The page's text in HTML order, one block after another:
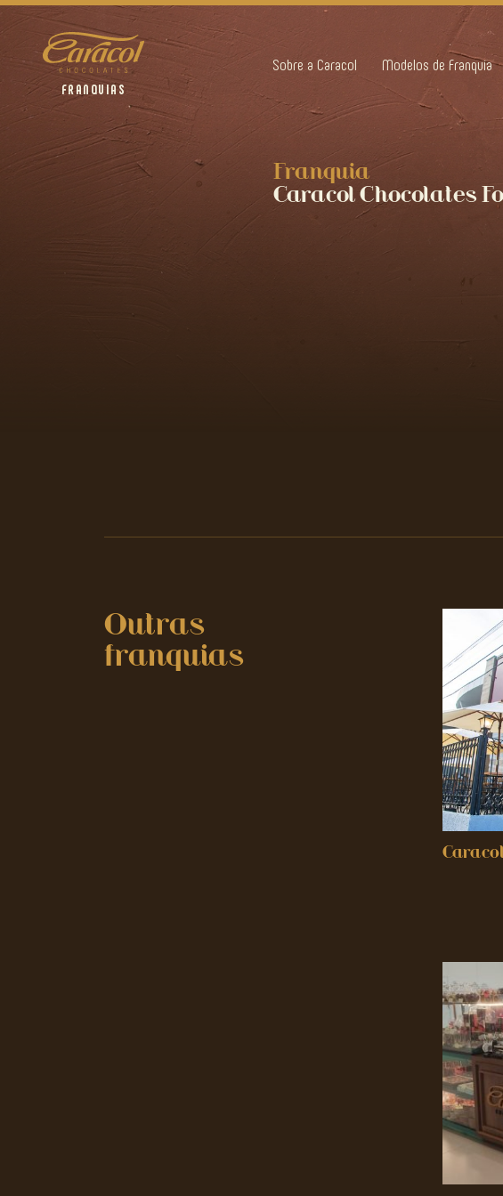
FRANQUIAS
Sobre a Caracol Modelos de Franquia
Franquia
Caracol Chocolates
Outras
franquias